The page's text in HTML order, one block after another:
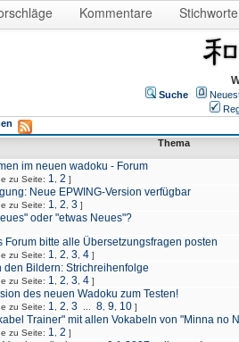
Kommentare Stichworte
Suche
Thema
im neuen wadoku - Forum
zu Seite: 1 2 ]
Neue EPWING-Version verfügbar
zu Seite: 1 2 3 ]
oder "etwas Neues"?
Forum bitte alle Übersetzungsfragen posten
zu Seite: 1 2 3 4 ]
den Bildern: Strichreihenfolge
zu Seite: 1 2 3 4 ]
des neuen Wadoku zum Testen!
zu Seite: 1 2 3 8 9 10 ]
Trainer" mit allen Vokabeln von "Minna no
zu Seite: 1 2 ]